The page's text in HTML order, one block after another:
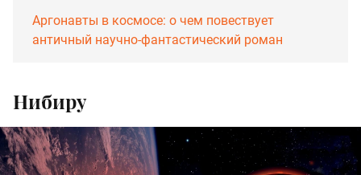
Аргонавты в космосе: о чем повествует
античный научно-фантастический роман
Нибиру